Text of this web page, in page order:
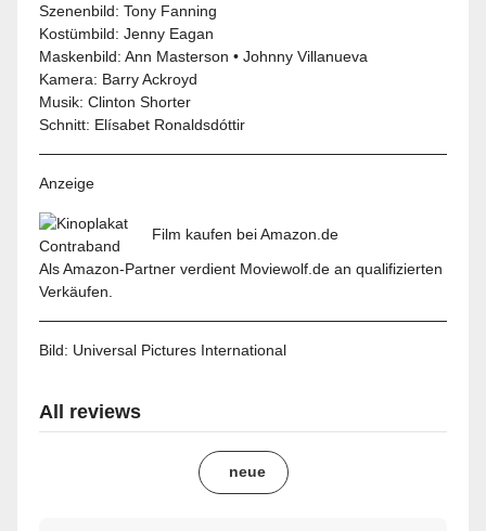
Szenenbild: Tony Fanning
Kostümbild: Jenny Eagan
Maskenbild: Ann Masterson • Johnny Villanueva
Kamera: Barry Ackroyd
Musik: Clinton Shorter
Schnitt: Elísabet Ronaldsdóttir
Anzeige
Film kaufen bei Amazon.de
Als Amazon-Partner verdient Moviewolf.de an qualifizierten
Verkäufen.
Bild: Universal Pictures International
All reviews
neue